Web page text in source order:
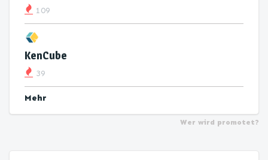
109
KenCube
39
Mehr
Wer wird promotet?